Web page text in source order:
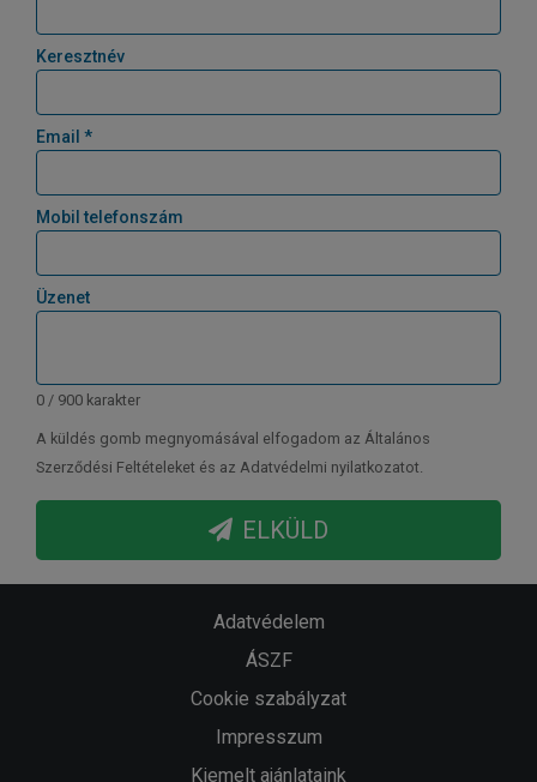
Keresztnév
Email *
Mobil telefonszám
Üzenet
0 / 900 karakter
A küldés gomb megnyomásával elfogadom az Általános
Szerződési Feltételeket és az Adatvédelmi nyilatkozatot.
ELKÜLD
Adatvédelem
ÁSZF
Cookie szabályzat
Impresszum
Kiemelt ajánlataink